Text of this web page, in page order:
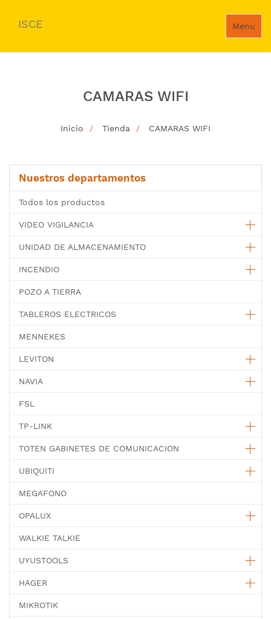
Menu
ISCE
CAMARAS WIFI
Inicio Tienda CAMARAS WIFI
Nuestros departamentos
Todos los productos
VIDEO VIGILANCIA
UNIDAD DE ALMACENAMIENTO
INCENDIO
POZO A TIERRA
TABLEROS ELECTRICOS
MENNEKES
LEVITON
NAVIA
FSL
TP-LINK
TOTEN GABINETES DE COMUNICACION
UBIQUITI
MEGAFONO
OPALUX
WALKIE TALKIE
UYUSTOOLS
HAGER
MIKROTIK